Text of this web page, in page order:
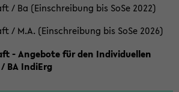
/ Ba (Einschreibung bis SoSe 2022)
/ M.A. (Einschreibung bis SoSe 2026)
- Angebote für den Individuellen
BA IndiErg